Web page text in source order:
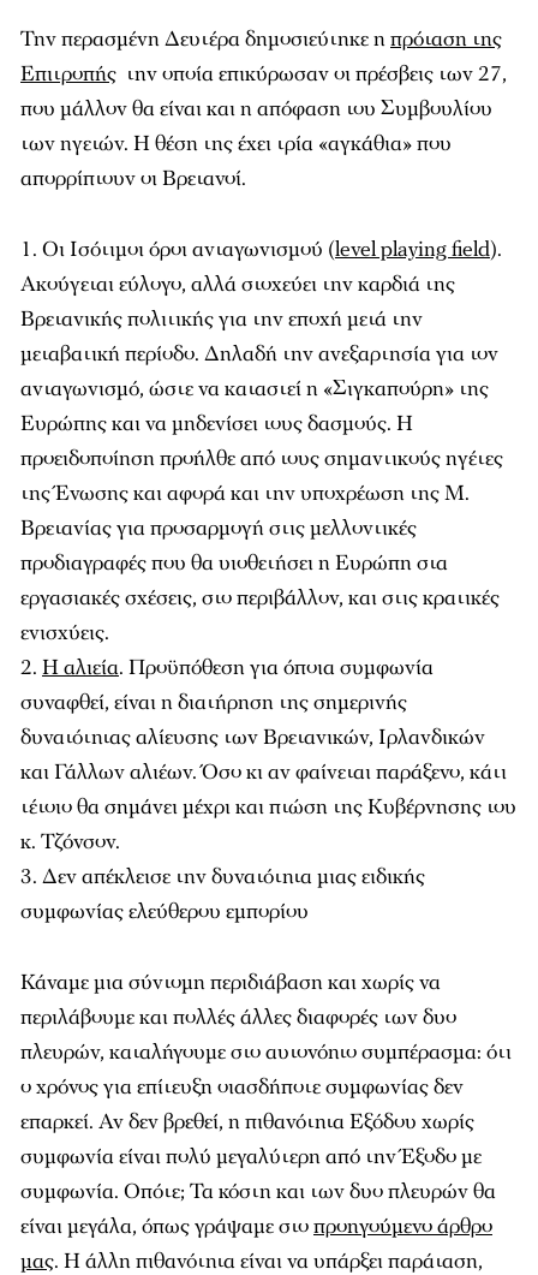
Την περασμένη Δευτέρα δημοσιεύτηκε ηπρόταση της
Επιτροπής την οποία επικύρωσαν οι πρέσβεις των 27,
που μάλλον θα είναι και η απόφαση του Συμβουλίου
των ηγετών. Η θέση της έχει τρία «αγκάθια» που
απορρίπτουν οι Βρετανοί.
Οι Ισότιμοι όροι ανταγωνισμού (level playing field).
Ακούγεται εύλογο, αλλά στοχεύει την καρδιά της
Βρετανικής πολιτικής για την εποχή μετά την
μεταβατική περίοδο. Δηλαδή την ανεξαρτησία για τον
ανταγωνισμό, ώστε να καταστεί η «Σιγκαπούρη» της
Ευρώπης και να μηδενίσει τους δασμούς. Η
προειδοποίηση προήλθε από τους σημαντικούς ηγέτες
της Ένωσης και αφορά και την υποχρέωση της Μ.
Βρετανίας για προσαρμογή στις μελλοντικές
προδιαγραφές που θα υιοθετήσει η Ευρώπη στα
εργασιακές σχέσεις, στο περιβάλλον, και στις κρατικές
ενισχύεις.
Η αλιεία. Προϋπόθεση για όποια συμφωνία
συναφθεί, είναι η διατήρηση της σημερινής
δυνατότητας αλίευσης των Βρετανικών, Ιρλανδικών
και Γάλλων αλιέων. Όσο κι αν φαίνεται παράξενο, κάτι
τέτοιο θα σημάνει μέχρι και πτώση της Κυβέρνησης του
κ. Τζόνσον.
Δεν απέκλεισε την δυνατότητα μιας ειδικής
συμφωνίας ελεύθερου εμπορίου
Κάναμε μια σύντομη περιδιάβαση και χωρίς να
περιλάβουμε και πολλές άλλες διαφορές των δυο
πλευρών, καταλήγουμε στο αυτονόητο συμπέρασμα: ότι
ο χρόνος για επίτευξη οιασδήποτε συμφωνίας δεν
επαρκεί. Αν δεν βρεθεί, η πιθανότητα Εξόδου χωρίς
συμφωνία είναι πολύ μεγαλύτερη από την Έξοδο με
συμφωνία. Οπότε; Τα κόστη και των δυο πλευρών θα
είναι μεγάλα, όπως γράψαμε στοπροηγούμενο άρθρο
μας. Η άλλη πιθανότητα είναι να υπάρξει παράταση,